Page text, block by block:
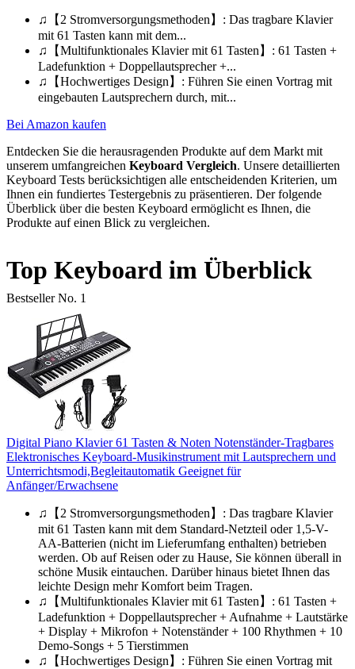
♫【2 Stromversorgungsmethoden】: Das tragbare Klavier
mit 61 Tasten kann mit dem...
♫【Multifunktionales Klavier mit 61 Tasten】: 61 Tasten +
Ladefunktion + Doppellautsprecher +...
♫【Hochwertiges Design】: Führen Sie einen Vortrag mit
eingebauten Lautsprechern durch, mit...
Bei Amazon kaufen
Entdecken Sie die herausragenden Produkte auf dem Markt mit
unserem umfangreichen Keyboard Vergleich. Unsere detaillierten
Keyboard Tests berücksichtigen alle entscheidenden Kriterien, um
Ihnen ein fundiertes Testergebnis zu präsentieren. Der folgende
Überblick über die besten Keyboard ermöglicht es Ihnen, die
Produkte auf einen Blick zu vergleichen.
Top Keyboard im Überblick
Bestseller No. 1
Digital Piano Klavier 61 Tasten & Noten Notenständer-Tragbares
Elektronisches Keyboard-Musikinstrument mit Lautsprechern und
Unterrichtsmodi,Begleitautomatik Geeignet für
Anfänger/Erwachsene
♫【2 Stromversorgungsmethoden】: Das tragbare Klavier
mit 61 Tasten kann mit dem Standard-Netzteil oder 1,5-V-
AA-Batterien (nicht im Lieferumfang enthalten) betrieben
werden. Ob auf Reisen oder zu Hause, Sie können überall in
schöne Musik eintauchen. Darüber hinaus bietet Ihnen das
leichte Design mehr Komfort beim Tragen.
♫【Multifunktionales Klavier mit 61 Tasten】: 61 Tasten +
Ladefunktion + Doppellautsprecher + Aufnahme + Lautstärke
+ Display + Mikrofon + Notenständer + 100 Rhythmen + 10
Demo-Songs + 5 Tierstimmen
♫【Hochwertiges Design】: Führen Sie einen Vortrag mit